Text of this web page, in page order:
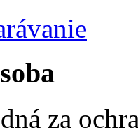
za